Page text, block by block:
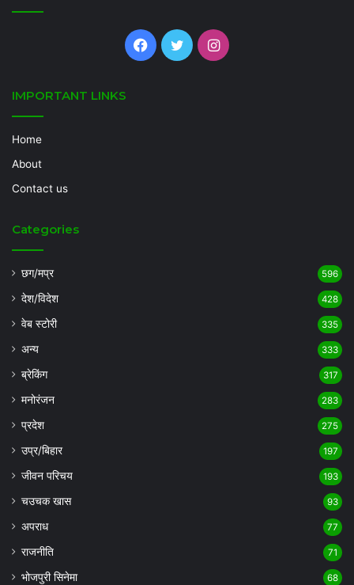
Facebook
TwitterInstagram
IMPORTANT LINKS
Home
About
Contact us
Categories
छग/मप्र 596
देश/विदेश 428
वेब स्टोरी 335
अन्य 333
ब्रेकिंग 317
मनोरंजन 283
प्रदेश 275
उप्र/बिहार 197
जीवन परिचय 193
चउचक खास 93
अपराध 77
राजनीति 71
भोजपुरी सिनेमा 68